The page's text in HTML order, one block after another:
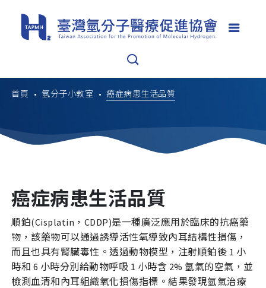
首頁 氫分子小教室 癌症病患生活品質
癌症病患生活品質
順鉑(Cisplatin，CDDP)是一種廣泛應用於臨床的抗癌藥
物，該藥物可以通過誘導活性氧導致內耳結構性損傷，
而且也具有腎臟毒性。透過動物模型，注射順鉑後 1 小
時和 6 小時分別給動物呼吸 1 小時含 2% 氫氣的空氣，並
檢測血清和內耳組織氧化損傷指標。結果發現氫氣治療